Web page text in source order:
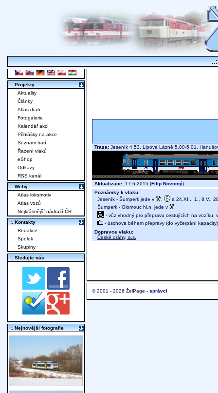
Trasa: Jeseník 4.53, Lipová Lázně 5.00-5.01,
Aktualizace: 17.6.2015 (Filip Novotný)
Poznámky k vlaku:
Jeseník - Šumperk jede v
a 24.XII., 1., 8.V.,
Šumperk - Olomouc hl.n. jede v
- vůz vhodný pro přepravu cestujících na vozíku,
- úschova během přepravy (do vyčerpání kapacity)
Dopravce vlaku:
České dráhy, a.s. ;
© 2001 - 2026 ŽelPage - správci
:. Projekty
Aktuality
Články
Atlas drah
Fotogalerie
Kalendář akcí
Přihlášky na akce
Seznam tratí
Řazení vlaků
eShop
Odkazy
RSS kanál
:. Weby
Atlas lokomotiv
Atlas vozů
Nejkrásnější nádraží ČR
:. Kontakty
Redakce
Spolek
Skupiny
:. Sledujte nás
:. Nejnovější fotografie